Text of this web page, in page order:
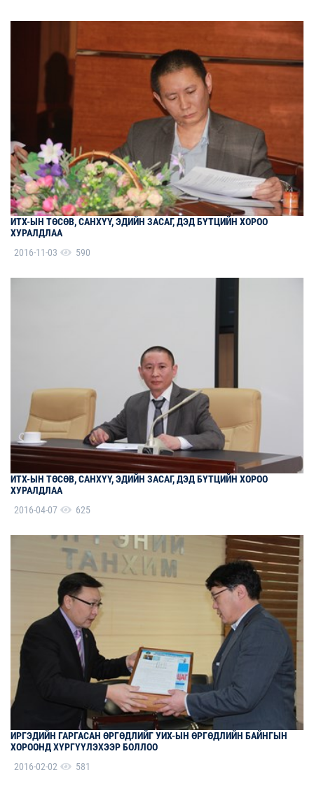
ИТХ-ЫН ТӨСӨВ, САНХҮҮ, ЭДИЙН ЗАСАГ, ДЭД БҮТЦИЙН ХОРОО
ХУРАЛДЛАА
2016-11-03
590
ИТХ-ЫН ТӨСӨВ, САНХҮҮ, ЭДИЙН ЗАСАГ, ДЭД БҮТЦИЙН ХОРОО
ХУРАЛДЛАА
2016-04-07
625
ИРГЭДИЙН ГАРГАСАН ӨРГӨДЛИЙГ УИХ-ЫН ӨРГӨДЛИЙН БАЙНГЫН
ХОРООНД ХҮРГҮҮЛЭХЭЭР БОЛЛОО
2016-02-02
581